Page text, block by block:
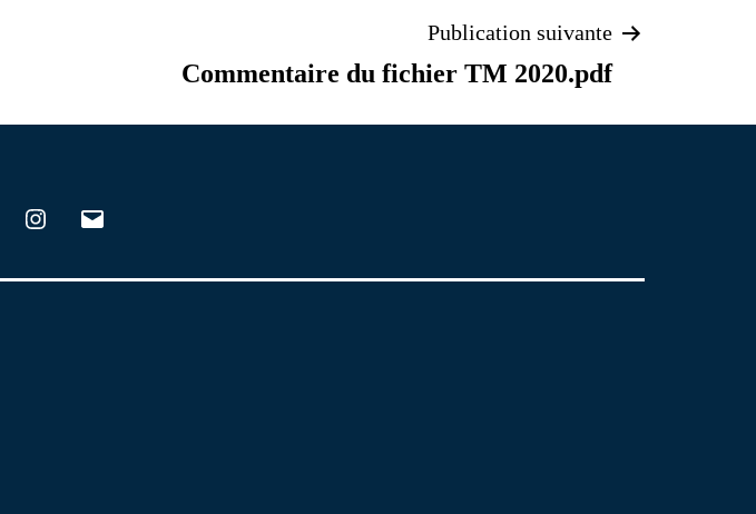
Publication suivante
Commentaire du fichier TM 2020.pdf
LinkedIn Instagram